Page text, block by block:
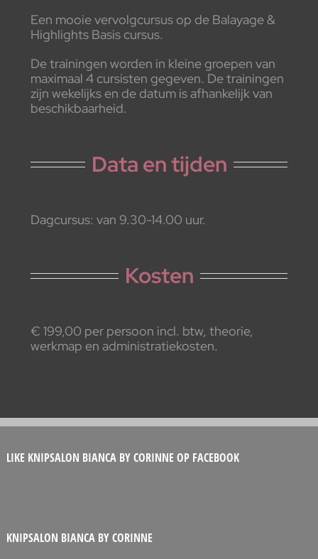
Een mooie vervolgcursus op de Balayage &
Highlights Basis cursus.
De trainingen worden in kleine groepen van
maximaal 4 cursisten gegeven. De trainingen
zijn wekelijks en de datum is afhankelijk van
beschikbaarheid.
Data en tijden
Dagcursus: van 9.30-14.00 uur.
Kosten
€ 199,00 per persoon incl. btw, theorie,
werkmap en administratiekosten.
LIKE KNIPSALON BIANCA BY CORINNE OP FACEBOOK
KNIPSALON BIANCA BY CORINNE